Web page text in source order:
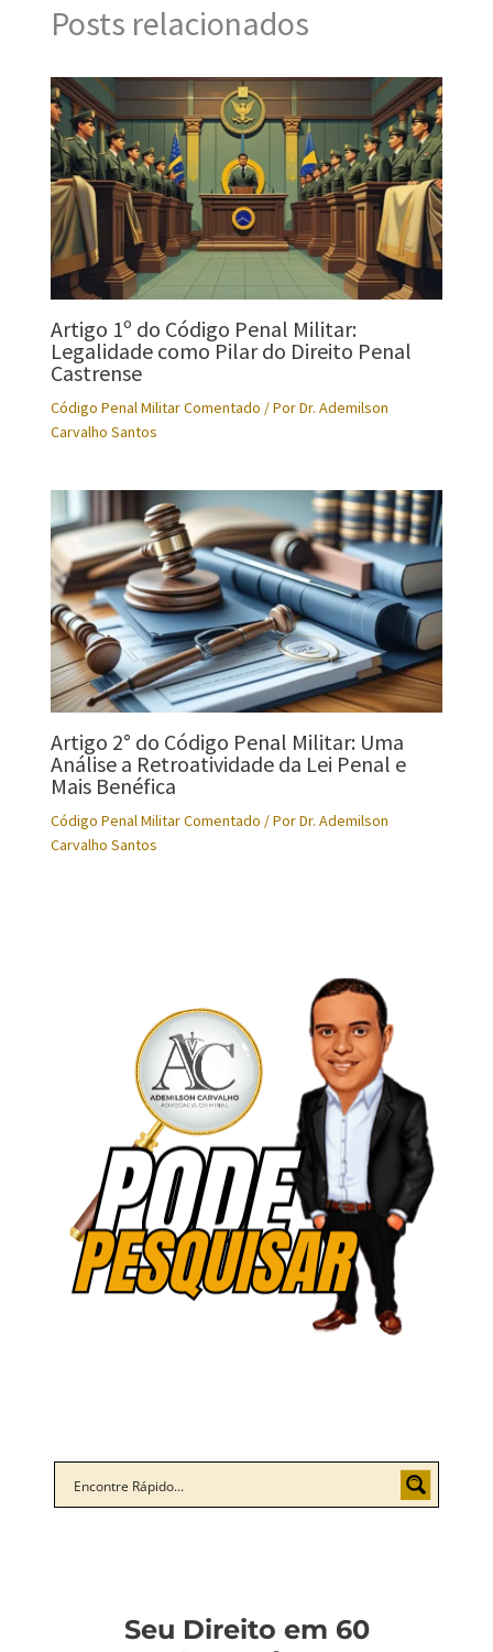
Posts relacionados
Artigo 1º do Código Penal Militar:
Legalidade como Pilar do Direito Penal
Castrense
Código Penal Militar Comentado / PorDr. Ademilson
Carvalho Santos
Artigo 2° do Código Penal Militar: Uma
Análise a Retroatividade da Lei Penal e
Mais Benéfica
Código Penal Militar Comentado / PorDr. Ademilson
Carvalho Santos
Seu Direito em 60